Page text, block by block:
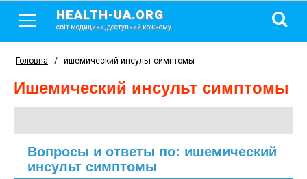
HEALTH-UA.ORG
світ медицини, доступний кожному
Головна / ишемический инсульт симптомы
ишемический инсульт симптомы
Вопросы и ответы по: ишемический
инсульт симптомы